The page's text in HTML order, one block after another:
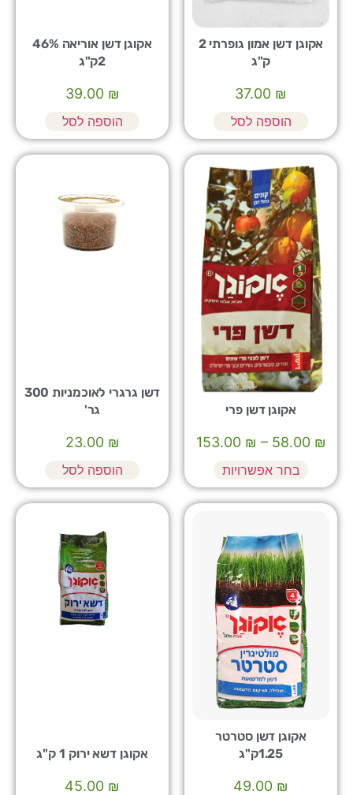
אקוגן דשן אמון גופרתי 2
ק"ג
₪
הוספה לסל
אקוגן דשן אוריאה 46%
2ק"ג
₪
39.00
הוספה לסל
אקוגן דשן פרי
₪
58.00
–
₪
153.00
בחר אפשרויות
דשן גרגרי לאוכמניות 300
גר'
₪
23.00
הוספה לסל
אקוגן דשן סטרטר
1.25ק"ג
₪
אקוגן דשא ירוק 1 ק"ג
₪